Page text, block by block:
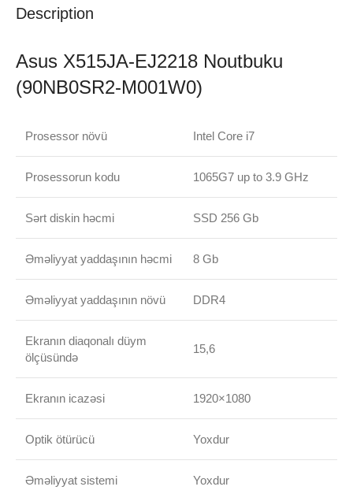
Description
Asus X515JA-EJ2218 Noutbuku
(90NB0SR2-M001W0)
Prosessor növü Intel Core i7
Prosessorun kodu 1065G7 up to 3.9 GHz
Sərt diskin həcmi SSD 256 Gb
Əməliyyat yaddaşının həcmi 8 Gb
Əməliyyat yaddaşının növü DDR4
Ekranın diaqonalı düym
ölçüsündə
15,6
Ekranın icazəsi 1920×1080
Optik ötürücü Yoxdur
Əməliyyat sistemi Yoxdur